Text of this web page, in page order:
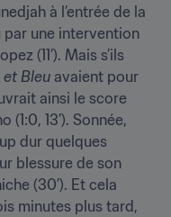
à l’entrée de la
une intervention
(11’). Mais s’ils
et Bleu avaient pour
ainsi le score
13’). Sonnée,
dur quelques
blessure de son
(30’). Et cela
minutes plus tard,